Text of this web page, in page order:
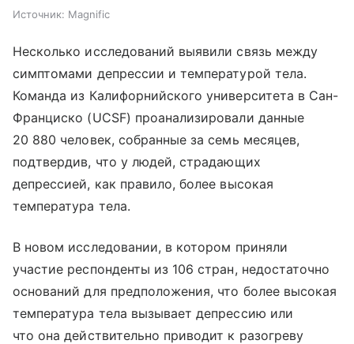
Источник: Magnific
Несколько исследований выявили связь между
симптомами депрессии и температурой тела.
Команда из Калифорнийского университета в Сан-
Франциско (UCSF) проанализировали данные
20 880 человек, собранные за семь месяцев,
подтвердив, что у людей, страдающих
депрессией, как правило, более высокая
температура тела.
В новом исследовании, в котором приняли
участие респонденты из 106 стран, недостаточно
оснований для предположения, что более высокая
температура тела вызывает депрессию или
что она действительно приводит к разогреву